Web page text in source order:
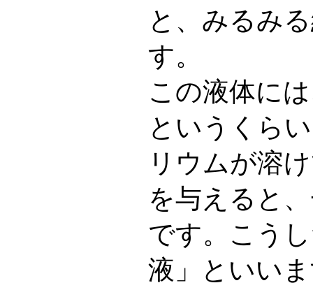
と、みるみ
す。
この液体に
というくら
リウムが溶
を与えると
です。こう
液」といい